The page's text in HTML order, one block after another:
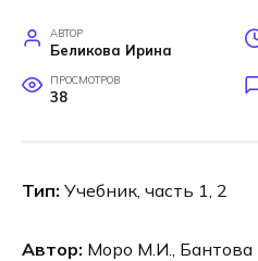
АВТОР
Беликова Ирина
ПРОСМОТРОВ
38
Тип: Учебник, часть 1, 2
Автор: Моро М.И., Бантова